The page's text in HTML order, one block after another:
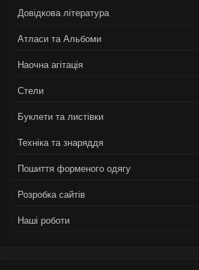
Довідкова література
Атласи та Альбоми
Наочна агітація
Стели
Буклети та листівки
Техніка та знаряддя
Пошиття форменого одягу
Розробка сайтів
Нашi роботи